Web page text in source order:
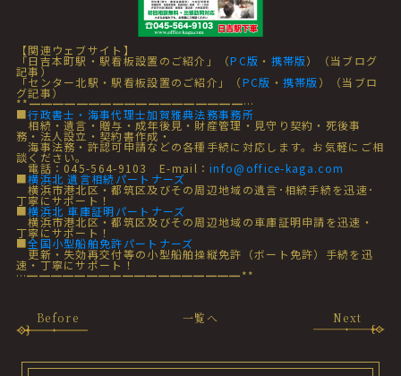
【関連ウェブサイト】
「日吉本町駅・駅看板設置のご紹介」（PC版 ・ 携帯版）（当ブログ
記事）
「センター北駅・駅看板設置のご紹介」（PC版 ・ 携帯版）（当ブロ
グ記事）
**━━━━━━━━━━━━━━━━━━…
■行政書士・海事代理士加賀雅典法務事務所
相続・遺言・贈与・成年後見・財産管理・見守り契約・死後事
務・法人設立・契約書作成・
海事法務・許認可申請などの各種手続に対応します。お気軽にご相
談ください。
電話：045-564-9103 E-mail：info@office-kaga.com
■横浜北 遺言相続パートナーズ
横浜市港北区・都筑区及びその周辺地域の遺言･相続手続を迅速･
丁寧にサポート！
■横浜北 車庫証明パートナーズ
横浜市港北区・都筑区及びその周辺地域の車庫証明申請を迅速・
丁寧にサポート！
■全国小型船舶免許パートナーズ
更新・失効再交付等の小型船舶操縦免許（ボート免許）手続を迅
速・丁寧にサポート！
…━━━━━━━━━━━━━━━━━━**
Before 一覧へ Next